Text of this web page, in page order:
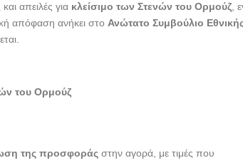
απειλές για κλείσιμο των Στενών του Ορμούζ ,
απόφαση ανήκει στο Ανώτατο Συμβούλιο
του Ορμούζ
της προσφοράς στην αγορά, με τιμές που